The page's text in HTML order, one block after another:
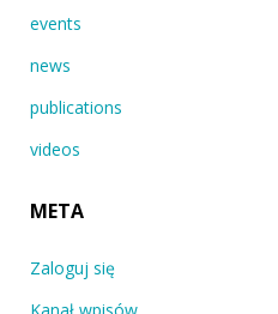
events
news
publications
videos
META
Zaloguj się
Kanał wpisów